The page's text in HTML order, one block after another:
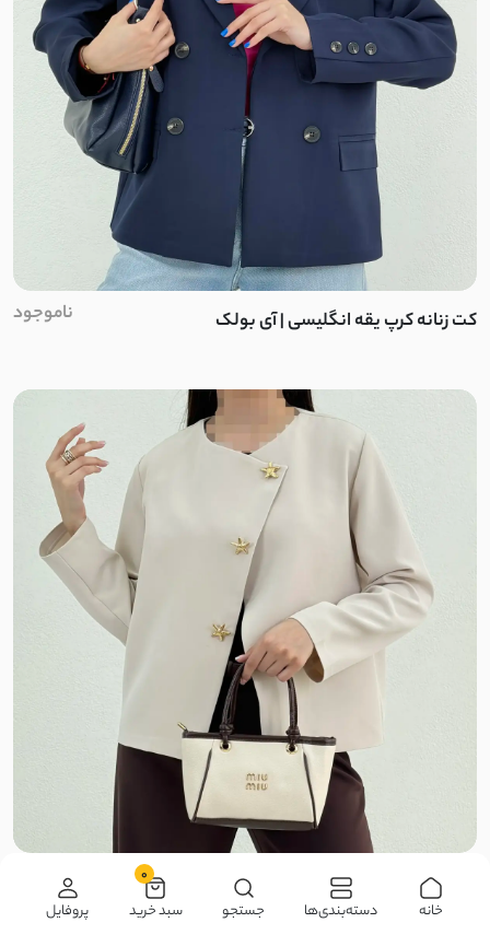
نخ
کرپ سان
کادنزا
پنبه نخ
ملانژ
اویشو
اسپان
پنبه کبریتی
پنبه ماکان
چرم مصنوعی
دیزنی
پلاستیکی
کت زنانه کرپ یقه انگلیسی | آی بولک ناموجود
کت زنانه کرپ دکمه ستاره | آی بولک ناموجود
خانه دسته‌بندی‌ها جستجو
0
سبد خرید پروفایل